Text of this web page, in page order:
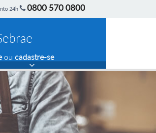
24h 0800 570 0800
ou cadastre-se